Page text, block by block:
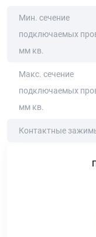
Мин. сечение
подключаемых
мм кв.
Макс. сечение
подключаемых
мм кв.
Контактные